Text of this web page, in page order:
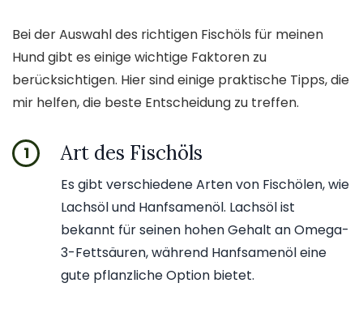
Bei der Auswahl des richtigen Fischöls für meinen
Hund gibt es einige wichtige Faktoren zu
berücksichtigen. Hier sind einige praktische Tipps, die
mir helfen, die beste Entscheidung zu treffen.
1 Art des Fischöls
Es gibt verschiedene Arten von Fischölen, wie
Lachsöl und Hanfsamenöl. Lachsöl ist
bekannt für seinen hohen Gehalt an Omega-
3-Fettsäuren, während Hanfsamenöl eine
gute pflanzliche Option bietet.